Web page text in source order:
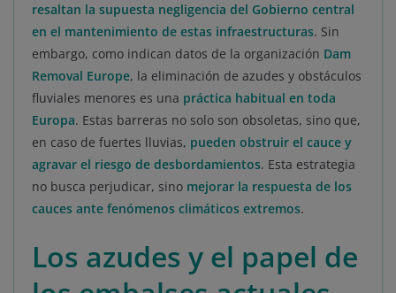
resaltan la supuesta negligencia del Gobierno central
en el mantenimiento de estas infraestructuras. Sin
embargo, como indican datos de la organización Dam
Removal Europe, la eliminación de azudes y obstáculos
fluviales menores es una práctica habitual en toda
Europa. Estas barreras no solo son obsoletas, sino que,
en caso de fuertes lluvias, pueden obstruir el cauce y
agravar el riesgo de desbordamientos. Esta estrategia
no busca perjudicar, sino mejorar la respuesta de los
cauces ante fenómenos climáticos extremos.
Los azudes y el papel de